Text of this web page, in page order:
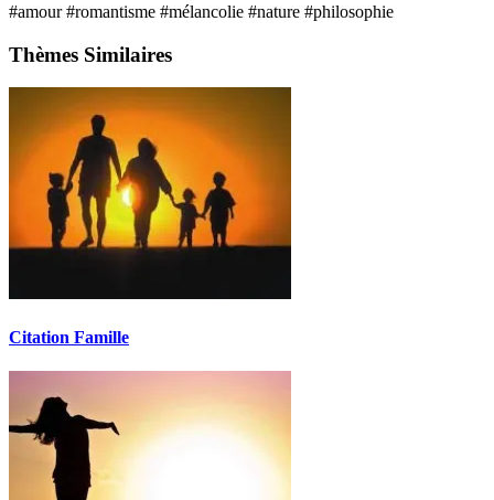
#amour#romantisme #mélancolie #nature #philosophie
Thèmes Similaires
Citation Famille